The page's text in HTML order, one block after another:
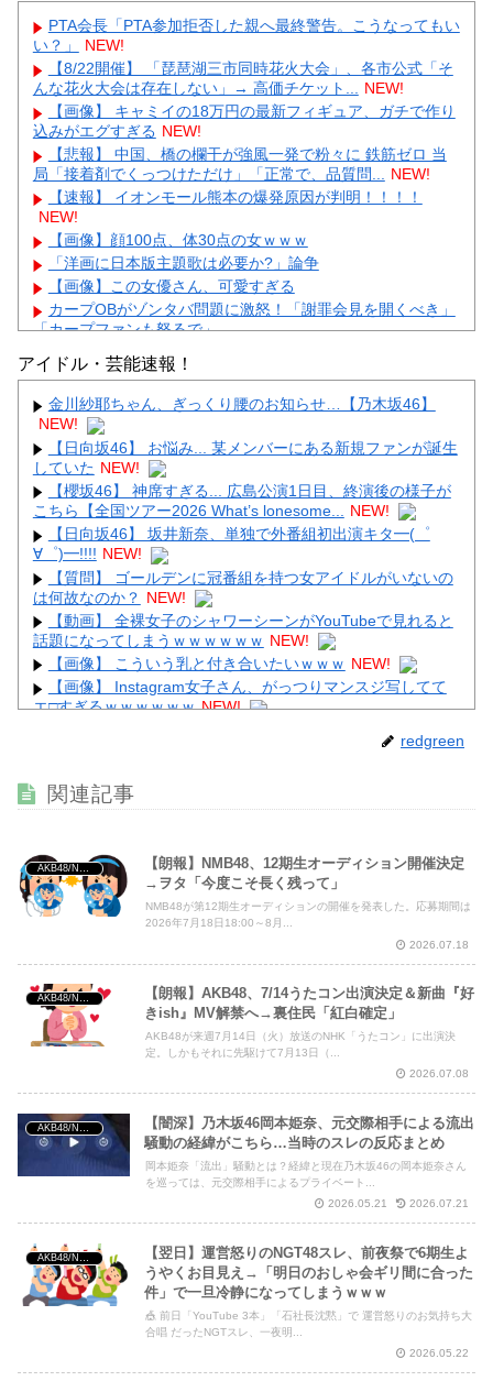
PTA会長「PTA参加拒否した親へ最終警告。こうなってもい
い？」
NEW!
【8/22開催】 「琵琶湖三市同時花火大会」、各市公式「そ
んな花火大会は存在しない」→ 高価チケット... NEW!
【画像】 キャミイの18万円の最新フィギュア、ガチで作り
込みがエグすぎる NEW!
【悲報】 中国、橋の欄干が強風一発で粉々に 鉄筋ゼロ 当
局「接着剤でくっつけただけ」「正常で、品質問... NEW!
【速報】 イオンモール熊本の爆発原因が判明！！！！
NEW!
【画像】顔100点、体30点の女ｗｗｗ
「洋画に日本版主題歌は必要か?」論争
【画像】この女優さん、可愛すぎる
カープOBがゾンタバ問題に激怒！「謝罪会見を開くべき」
「カープファンも怒るで」
【画像】顔100点、体30点の女ｗｗｗ
Powered by livedoor 相互RSS
アイドル・芸能速報！
金川紗耶ちゃん、ぎっくり腰のお知らせ…【乃木坂46】
NEW!
【日向坂46】 お悩み... 某メンバーにある新規ファンが誕生
していた NEW!
【櫻坂46】 神席すぎる... 広島公演1日目、終演後の様子が
こちら【全国ツアー2026 What’s lonesome...
NEW!
【日向坂46】 坂井新奈、単独で外番組初出演キタ━(゜
∀゜)━!!!! NEW!
【質問】 ゴールデンに冠番組を持つ女アイドルがいないの
は何故なのか？ NEW!
【動画】 全裸女子のシャワーシーンがYouTubeで見れると
話題になってしまうｗｗｗｗｗｗ NEW!
【画像】 こういう乳と付き合いたいｗｗｗ NEW!
【画像】 Instagram女子さん、がっつりマンスジ写してて
エ□すぎるｗｗｗｗｗｗ NEW!
ｗｗ NEW!
Powered by livedoor 相互RSS
redgreen
関連記事
AKB48/NGT48/他アイドル
【朗報】NMB48、12期生オーディション開催決定
→ヲタ「今度こそ長く残って」
NMB48が第12期生オーディションの開催を発表した。応募期間は
2026年7月18日18:00～8月...
2026.07.18
AKB48/NGT48/他アイドル
【朗報】AKB48、7/14うたコン出演決定＆新曲『好
きish』MV解禁へ→裏住民「紅白確定」
AKB48が来週7月14日（火）放送のNHK「うたコン」に出演決
定。しかもそれに先駆けて7月13日（...
2026.07.08
AKB48/NGT48/他アイドル
【闇深】乃木坂46岡本姫奈、元交際相手による流出
騒動の経緯がこちら…当時のスレの反応まとめ
岡本姫奈「流出」騒動とは？経緯と現在乃木坂46の岡本姫奈さん
を巡っては、元交際相手によるプライベート...
2026.05.21
2026.07.21
AKB48/NGT48/他アイドル
【翌日】運営怒りのNGT48スレ、前夜祭で6期生よ
うやくお目見え→「明日のおしゃ会ギリ間に合った
件」で一旦冷静になってしまうｗｗｗ
🎪 前日「YouTube 3本」「石社長沈黙」で 運営怒りのお気持ち大
合唱 だったNGTスレ、一夜明...
2026.05.22